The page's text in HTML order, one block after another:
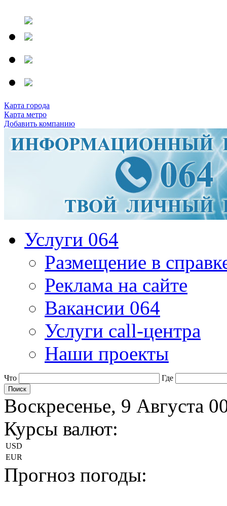
Карта города
Карта метро
Добавить компанию
Услуги 064
Размещение в
Реклама на сайте
Вакансии 064
Услуги call-центра
Наши проекты
Что Где
Воскресенье, 9 Августа
Курсы валют:
USD
EUR
Прогноз погоды: